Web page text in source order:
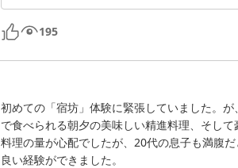
195
初めての「宿坊」体験に緊張していました。
で食べられる朝夕の美味しい精進料理、そし
料理の量が心配でしたが、20代の息子も満腹だ
良い経験ができました。